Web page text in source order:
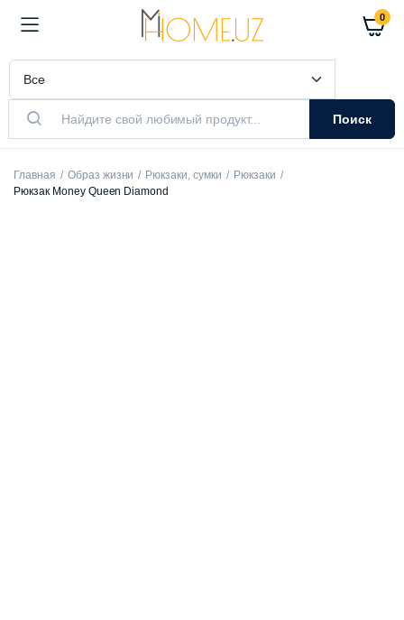
0
Поиск
Главная Образ жизни Рюкзаки, сумки
Рюкзаки
Рюкзак Money Queen Diamond